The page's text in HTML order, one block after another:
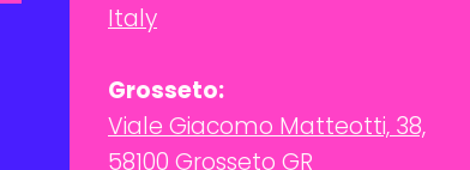
Italy
Grosseto:
Viale Giacomo Matteotti, 38,
58100 Grosseto GR